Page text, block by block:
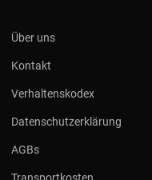
Über uns
Kontakt
Verhaltenskodex
Datenschutzerklärung
AGBs